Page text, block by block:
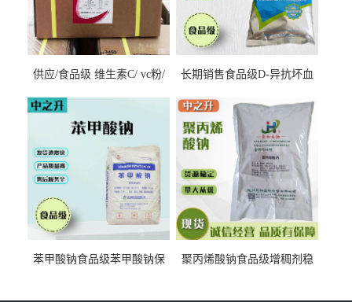
供应/食品级 维生素C/ vc粉/
长期销售食品级D-异抗坏血
苯甲酸钠食品级苯甲酸钠保
聚丙烯酸钠食品级增稠剂稳